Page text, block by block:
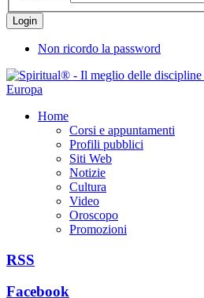
Non ricordo la password
Home
Corsi e appuntamenti
Profili pubblici
Siti Web
Notizie
Cultura
Video
Oroscopo
Promozioni
RSS
Facebook